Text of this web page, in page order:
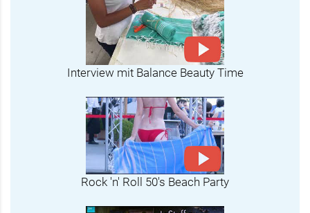
Interview mit Balance Beauty Time
Rock 'n' Roll 50's Beach Party